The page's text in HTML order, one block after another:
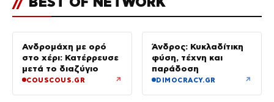
Ανδρομάχη με ορό
στο χέρι: Κατέρρευσε
μετά το διαζύγιο
COUSCOUS.GR ↗
Άνδρος: Κυκλαδίτικη
φύση, τέχνη και
παράδοση
DIMOCRACY.GR ↗